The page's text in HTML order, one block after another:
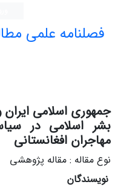
فصلنامه علمی
جمهوری اسلامی
بشر اسلامی در
مهاجران افغانستانی
نوع مقاله : مقاله پژوهشی
نویسندگان